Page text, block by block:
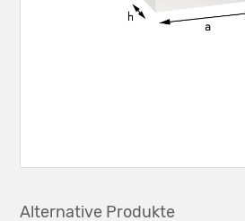
Alternative Produkte